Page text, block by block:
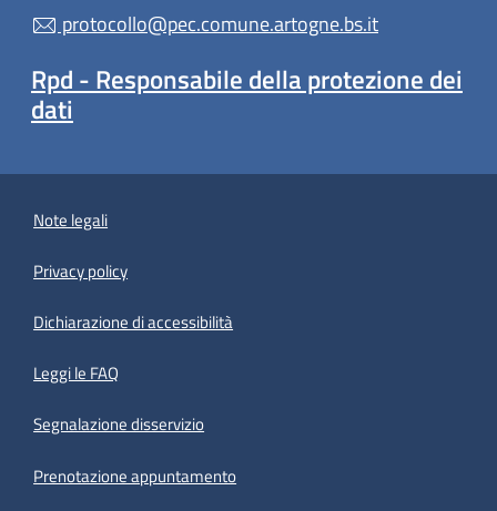
protocollo@pec.comune.artogne.bs.it
Rpd - Responsabile della protezione dei
dati
Note legali
Privacy policy
Dichiarazione di accessibilità
Leggi le FAQ
Segnalazione disservizio
Prenotazione appuntamento